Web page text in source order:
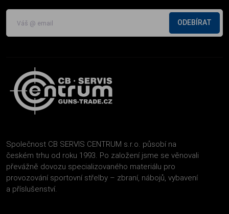
ODEBÍRAT
Společnost CB SERVIS CENTRUM s.r.o. působí na
českém trhu od roku 1993. Po založení jsme se věnovali
převážně dovozu specializovaného materiálu pro
provozování sportovní střelby – zbraní, nábojů, vybavení
a příslušenství.